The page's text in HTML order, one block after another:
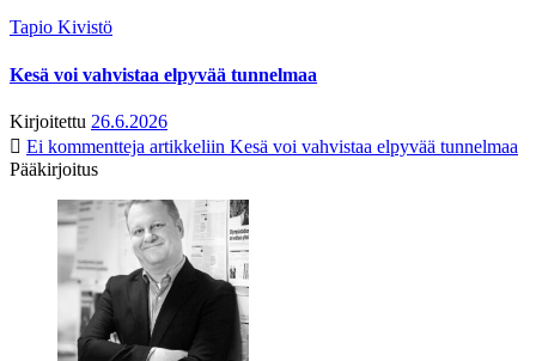
Tapio Kivistö
Kesä voi vahvistaa elpyvää tunnelmaa
Kirjoitettu 26.6.2026
Ei kommentteja artikkeliin Kesä voi vahvistaa elpyvää tunnelmaa
Pääkirjoitus